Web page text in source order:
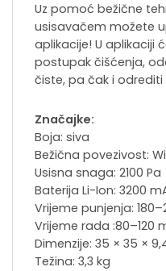
Uz pomoć bežične
usisavačem možete
aplikacije! U aplikaciji
postupak čišćenja,
čiste, pa čak i odrediti
Značajke:
Boja: siva
Bežična povezivost:
Usisna snaga: 2100 Pa
Baterija Li-Ion: 3200
Vrijeme punjenja:
Vrijeme rada :80–120
Dimenzije: 35 × 35 ×
Težina: 3,3 kg